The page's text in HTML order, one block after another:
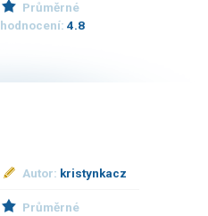
Průměrné
hodnocení:4.8
Autor: kristynkacz
Průměrné